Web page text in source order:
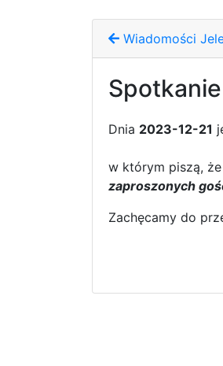
Wiadomości
Dnia 2023-12-21
w którym piszą,
zaproszonych
Zachęcamy do